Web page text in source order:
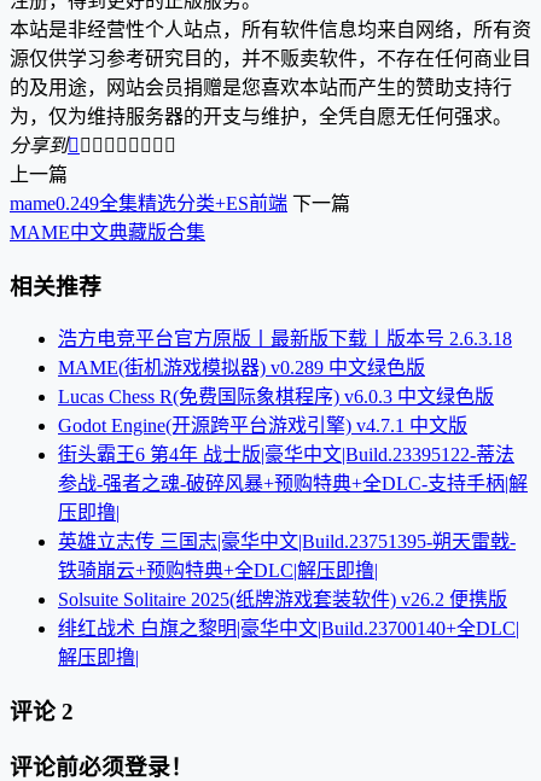
本站是非经营性个人站点，所有软件信息均来自网络，所有资
源仅供学习参考研究目的，并不贩卖软件，不存在任何商业目
的及用途，网站会员捐赠是您喜欢本站而产生的赞助支持行
为，仅为维持服务器的开支与维护，全凭自愿无任何强求。
分享到        
上一篇
mame0.249全集精选分类+ES前端 下一篇
MAME中文典藏版合集
相关推荐
浩方电竞平台官方原版丨最新版下载丨版本号 2.6.3.18
MAME(街机游戏模拟器) v0.289 中文绿色版
Lucas Chess R(免费国际象棋程序) v6.0.3 中文绿色版
Godot Engine(开源跨平台游戏引擎) v4.7.1 中文版
街头霸王6 第4年 战士版|豪华中文|Build.23395122-蒂法
参战-强者之魂-破碎风暴+预购特典+全DLC-支持手柄|解
压即撸|
英雄立志传 三国志|豪华中文|Build.23751395-朔天雷戟-
铁骑崩云+预购特典+全DLC|解压即撸|
Solsuite Solitaire 2025(纸牌游戏套装软件) v26.2 便携版
绯红战术 白旗之黎明|豪华中文|Build.23700140+全DLC|
解压即撸|
评论 2
评论前必须登录！